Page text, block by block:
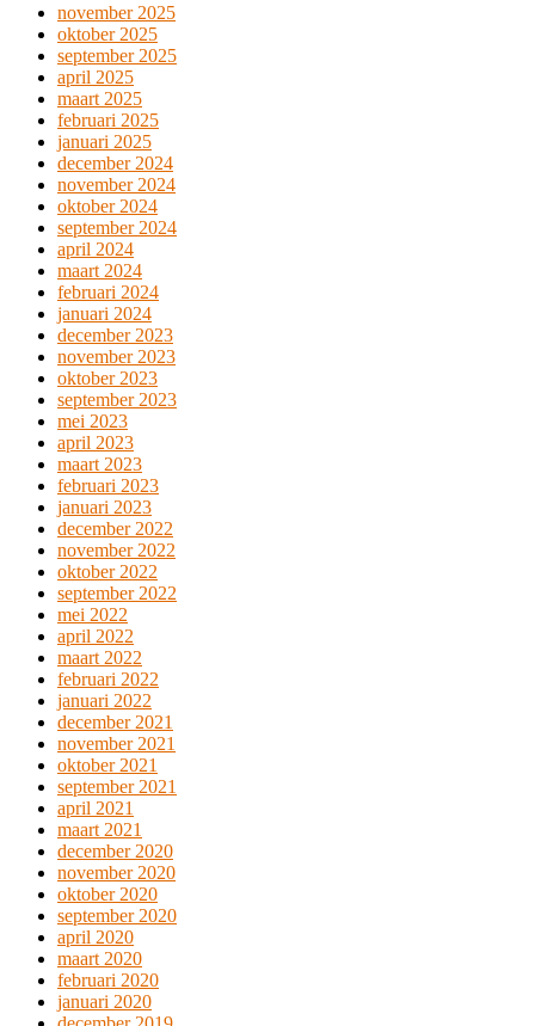
november 2025
oktober 2025
september 2025
april 2025
maart 2025
februari 2025
januari 2025
december 2024
november 2024
oktober 2024
september 2024
april 2024
maart 2024
februari 2024
januari 2024
december 2023
november 2023
oktober 2023
september 2023
mei 2023
april 2023
maart 2023
februari 2023
januari 2023
december 2022
november 2022
oktober 2022
september 2022
mei 2022
april 2022
maart 2022
februari 2022
januari 2022
december 2021
november 2021
oktober 2021
september 2021
april 2021
maart 2021
december 2020
november 2020
oktober 2020
september 2020
april 2020
maart 2020
februari 2020
januari 2020